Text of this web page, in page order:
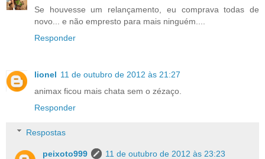
Se houvesse um relançamento, eu comprava todas de
novo... e não empresto para mais ninguém....
Responder
lionel 11 de outubro de 2012 às 21:27
animax ficou mais chata sem o zézaço.
Responder
Respostas
peixoto999
11 de outubro de 2012 às 23:23